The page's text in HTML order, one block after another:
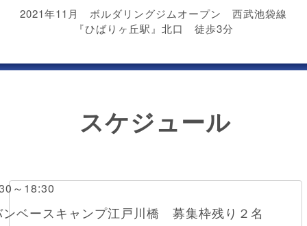
2021年11月 ボルダリングジムオープン 西武池袋線
『ひばりヶ丘駅』北口 徒歩3分
スケジュール
～18:30
ベースキャンプ江戸川橋 募集枠残り２名